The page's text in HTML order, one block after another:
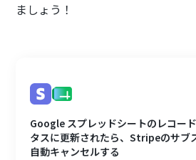
ましょう！
Google スプレッドシートのレコー
タスに更新されたら、Stripeのサブ
自動キャンセルする